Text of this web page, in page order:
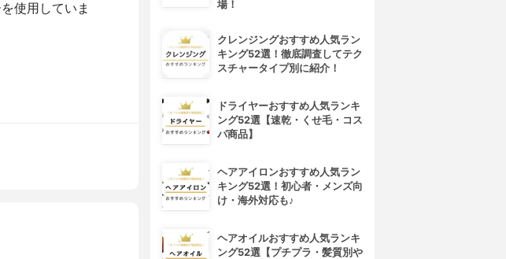
使用していま
場！
クレンジングおすすめ人気ラン
キング52選！徹底調査してテク
スチャータイプ別に紹介！
ドライヤーおすすめ人気ランキ
ング52選【速乾・くせ毛・コス
パ商品】
ヘアアイロンおすすめ人気ラン
キング52選！初心者・メンズ向
け・海外対応も♪
ヘアオイルおすすめ人気ランキ
ング52選【プチプラ・髪質別や